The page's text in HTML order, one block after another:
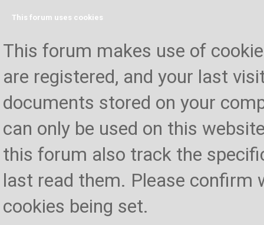
This forum uses cookies
This forum makes use of
are registered, and your last
documents stored on your
can only be used on this
this forum also track the
last read them. Please confirm
cookies being set.